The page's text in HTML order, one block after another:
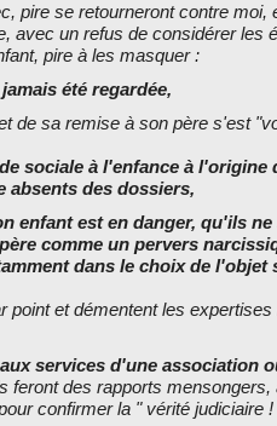
pire se retourneront contre moi,
avec un refus de considérer les
pire à les masquer :
été regardée,
de sa remise à son père s'est
sociale à l'enfance à l'origine
absents des dossiers,
enfant est en danger, qu'ils
comme un pervers
dans le choix de l'objet
et démentent les
services d'une association
feront des rapports mensongers,
confirmer la " vérité judiciaire !